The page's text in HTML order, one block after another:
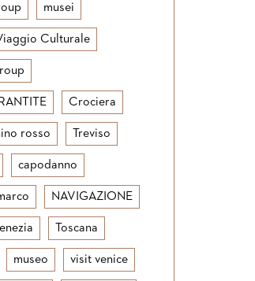
musei
Culturale
Crociera
rosso Treviso
capodanno
NAVIGAZIONE
Toscana
museo visit venice